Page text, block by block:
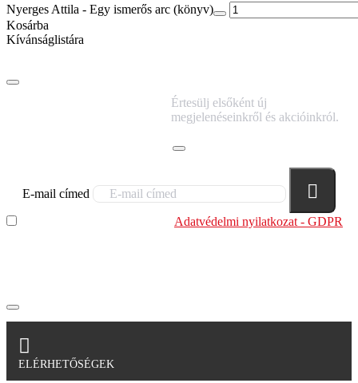
Nyerges Attila - Egy ismerős arc (könyv)
Kosárba
Kívánságlistára
Értesülj elsőként új
megjelenéseinkről és akcióinkról.
E-mail címed
Adatvédelmi nyilatkozat - GDPR
ELÉRHETŐSÉGEK